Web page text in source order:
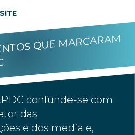
QUE MARCARAM
confunde-se com
das
e dos media e,